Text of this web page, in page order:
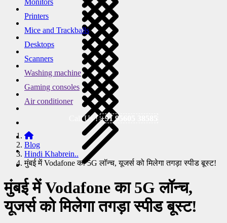
Printers
Mice and Trackballs
Desktops
Scanners
Washing machine
Gaming consoles
Air conditioner
Call Us !+91 95605 38585
Blog
Hindi Khabrein..
मुंबई में Vodafone का 5G लॉन्च, यूजर्स को मिलेगा तगड़ा स्पीड बूस्ट!
मुंबई में Vodafone का 5G लॉन्च,
यूजर्स को मिलेगा तगड़ा स्पीड बूस्ट!